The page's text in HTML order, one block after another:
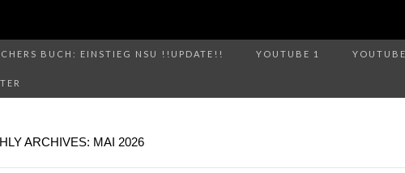
BUCH: EINSTIEG NSU !!UPDATE!! YOUTUBE 1
ARCHIVES: MAI 2026